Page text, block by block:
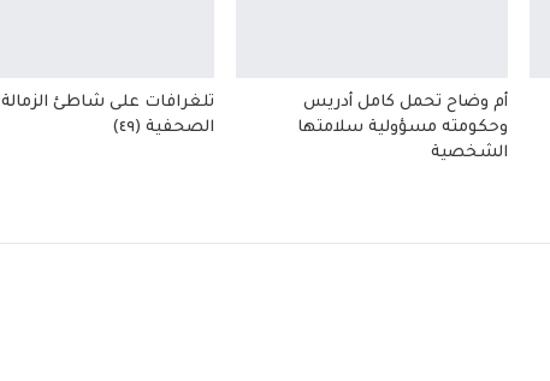
أم وضاح تحمل كامل أدريس
وحكومته مسؤولية سلامتها
الشخصية
تلغرافات على شاطئ الزمالة
الصحفية (٤٩)